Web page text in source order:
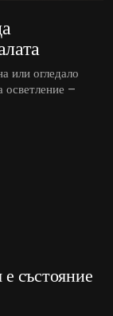
или огледало
осветление –
състояние